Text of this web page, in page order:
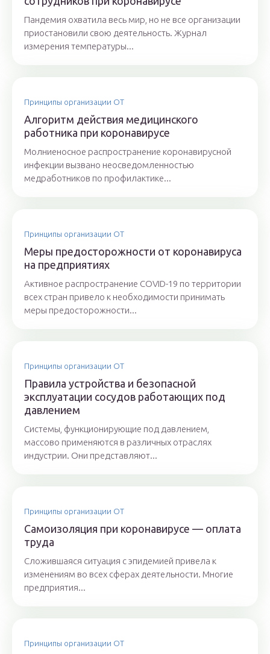
Пандемия охватила весь мир, но не все организации
приостановили свою деятельность. Журнал
измерения температуры...
Принципы организации ОТ
Алгоритм действия медицинского
работника при коронавирусе
Молниеносное распространение коронавирусной
инфекции вызвано неосведомленностью
медработников по профилактике...
Принципы организации ОТ
Меры предосторожности от коронавируса
на предприятиях
Активное распространение COVID-19 по территории
всех стран привело к необходимости принимать
меры предосторожности...
Принципы организации ОТ
Правила устройства и безопасной
эксплуатации сосудов работающих под
давлением
Системы, функционирующие под давлением,
массово применяются в различных отраслях
индустрии. Они представляют...
Принципы организации ОТ
Самоизоляция при коронавирусе — оплата
труда
Сложившаяся ситуация с эпидемией привела к
изменениям во всех сферах деятельности. Многие
предприятия...
Принципы организации ОТ